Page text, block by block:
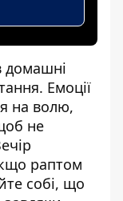
домашні
Емоції
на волю,
не
раптом
собі, що